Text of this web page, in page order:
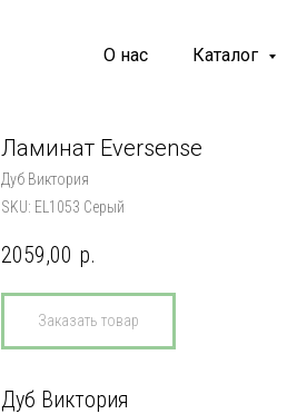
О нас Каталог
Ламинат Eversense
Дуб Виктория
SKU: EL1053 Серый
2059,00 р.
Заказать товар
Дуб Виктория